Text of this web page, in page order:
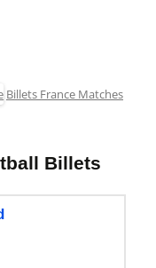
Billets France Matches